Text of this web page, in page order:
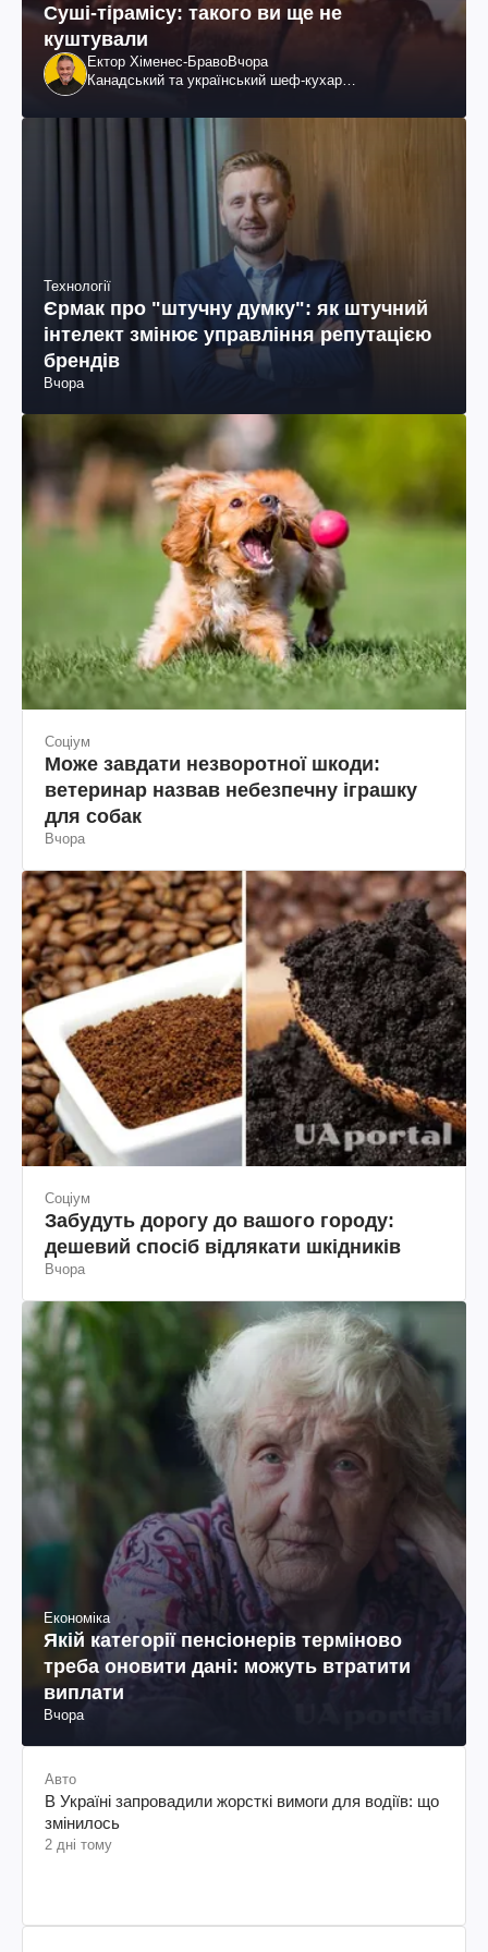
Суші-тірамісу: такого ви ще не
куштували
Ектор Хіменес-БравоВчора
Канадський та український шеф-кухар
Технології
Єрмак про "штучну думку": як штучний
інтелект змінює управління репутацією
брендів
Вчора
Соціум
Може завдати незворотної шкоди:
ветеринар назвав небезпечну іграшку
для собак
Вчора
Соціум
Забудуть дорогу до вашого городу:
дешевий спосіб відлякати шкідників
Вчора
Економіка
Якій категорії пенсіонерів терміново
треба оновити дані: можуть втратити
виплати
Вчора
Авто
В Україні запровадили жорсткі вимоги для водіїв: що
змінилось
2 дні тому